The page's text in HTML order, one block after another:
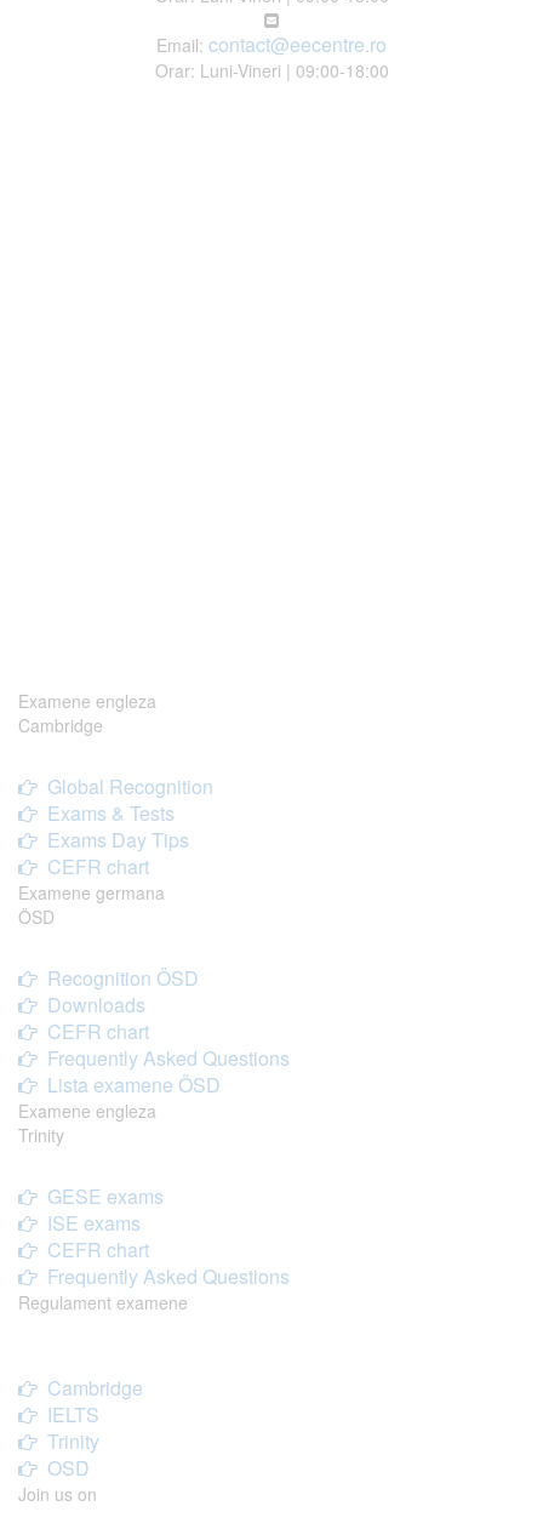
Email: contact@eecentre.ro
Orar: Luni-Vineri | 09:00-18:00
Examene engleza
Cambridge
Global Recognition
Exams & Tests
Exams Day Tips
CEFR chart
Examene germana
ÖSD
Recognition ÖSD
Downloads
CEFR chart
Frequently Asked Questions
Lista examene ÖSD
Examene engleza
Trinity
GESE exams
ISE exams
CEFR chart
Frequently Asked Questions
Regulament examene
Cambridge
IELTS
Trinity
OSD
Join us on